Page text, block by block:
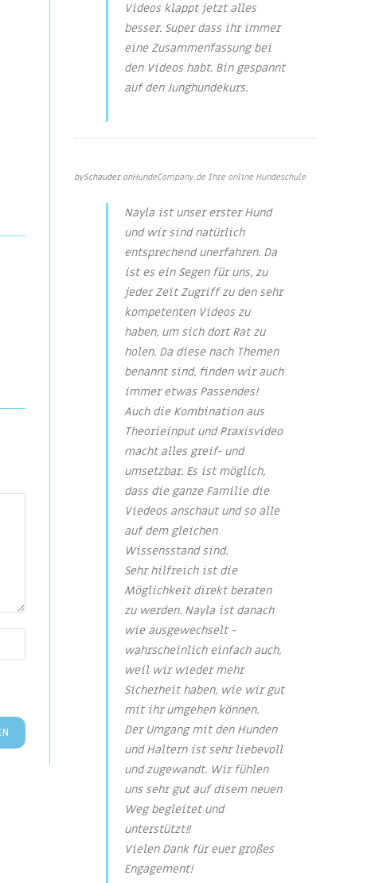
Videos klappt jetzt alles
besser. Super dass ihr immer
eine Zusammenfassung bei
den Videos habt. Bin gespannt
auf den Junghundekurs.
bySchauderonHundeCompany.de Ihre online Hundeschule
Nayla ist unser erster Hund
und wir sind natürlich
entsprechend unerfahren. Da
ist es ein Segen für uns, zu
jeder Zeit Zugriff zu den sehr
kompetenten Videos zu
haben, um sich dort Rat zu
holen. Da diese nach Themen
benannt sind, finden wir auch
immer etwas Passendes!
Auch die Kombination aus
Theorieinput und Praxisvideo
macht alles greif- und
umsetzbar. Es ist möglich,
dass die ganze Familie die
Viedeos anschaut und so alle
auf dem gleichen
Wissensstand sind.
Sehr hilfreich ist die
Möglichkeit direkt beraten
zu werden. Nayla ist danach
wie ausgewechselt -
wahrscheinlich einfach auch,
weil wir wieder mehr
Sicherheit haben, wie wir gut
mit ihr umgehen können.
Der Umgang mit den Hunden
und Haltern ist sehr liebevoll
und zugewandt. Wir fühlen
uns sehr gut auf disem neuen
Weg begleitet und
unterstützt!!
Vielen Dank für euer großes
Engagement!